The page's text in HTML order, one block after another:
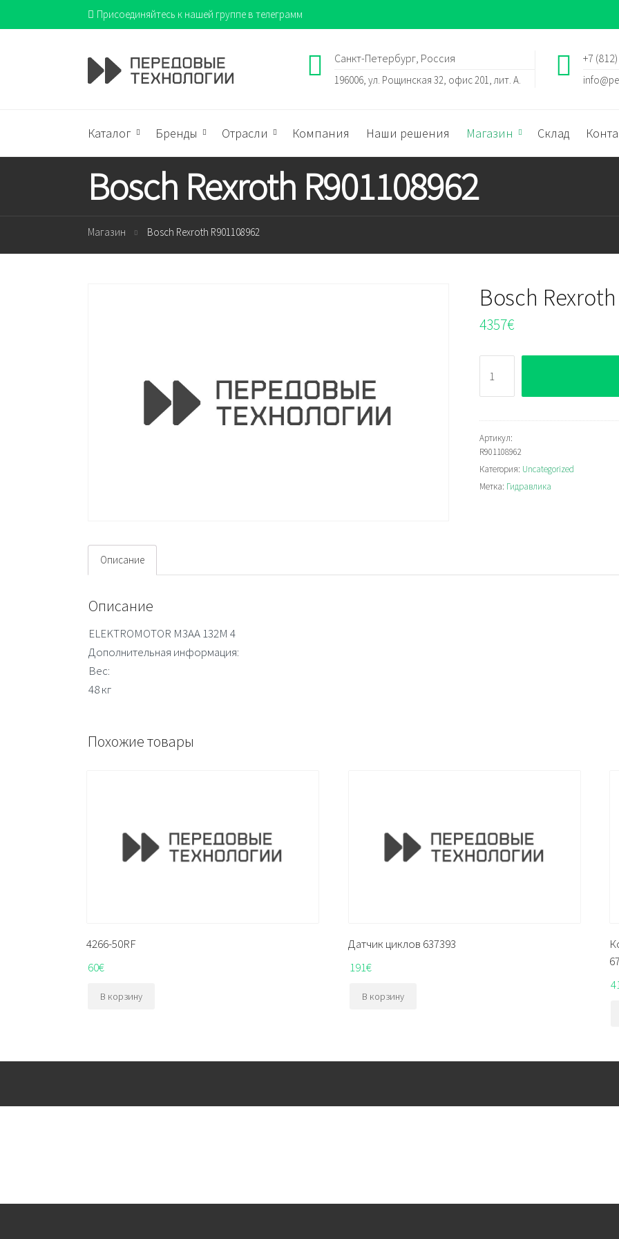
Присоединяйтесь к нашей группе в телеграмм
+7
Санкт-Петербург, Россия
196006, ул. Рощинская 32, офис 201, лит. А.
Каталог Бренды Отрасли Компания Наши решения Магазин Склад
Bosch Rexroth R901108962
Магазин Bosch Rexroth R901108962
Bosch
4357€
Bosch
Rexroth
R901108962
Артикул:
R901108962
Категория: Uncategorized
Метка: Гидравлика
Описание
Описание
ELEKTROMOTOR M3AA 132M 4
Дополнительная информация:
Вес:
48 кг
Похожие товары
4266-50RF
60€
В корзину
Датчик циклов 637393
191€
В корзину